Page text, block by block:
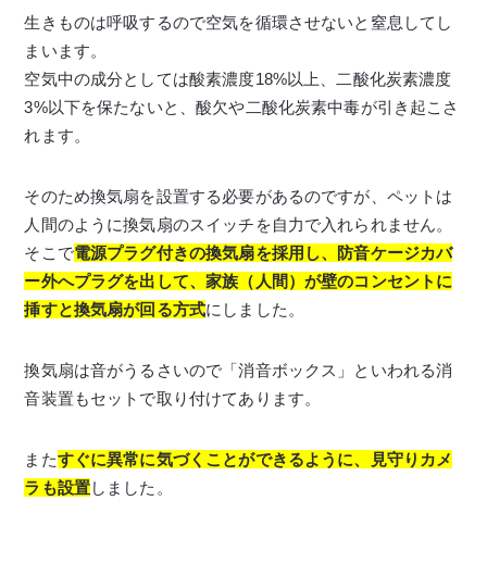
生きものは呼吸するので空気を循環させないと窒息してし
まいます。
空気中の成分としては酸素濃度18%以上、二酸化炭素濃度
3%以下を保たないと、酸欠や二酸化炭素中毒が引き起こさ
れます。
そのため換気扇を設置する必要があるのですが、ペットは
人間のように換気扇のスイッチを自力で入れられません。
そこで電源プラグ付きの換気扇を採用し、防音ケージカバ
ー外へプラグを出して、家族（人間）が壁のコンセントに
挿すと換気扇が回る方式にしました。
換気扇は音がうるさいので「消音ボックス」といわれる消
音装置もセットで取り付けてあります。
またすぐに異常に気づくことができるように、見守りカメ
ラも設置しました。